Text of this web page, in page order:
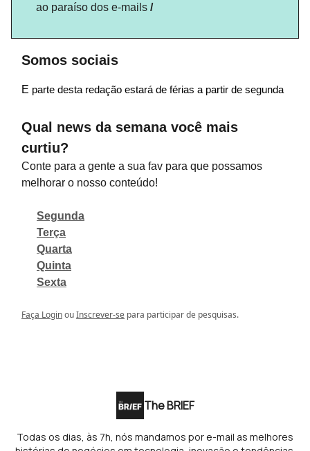
ao paraíso dos e-mails /
Somos sociais
E parte desta redação estará de férias a partir de segunda
Qual news da semana você mais
curtiu?
Conte para a gente a sua fav para que possamos
melhorar o nosso conteúdo!
Segunda
Terça
Quarta
Quinta
Sexta
Faça LoginouInscrever-se para participar de pesquisas.
The BRIEF
Todas os dias, às 7h, nós mandamos por e-mail as melhores